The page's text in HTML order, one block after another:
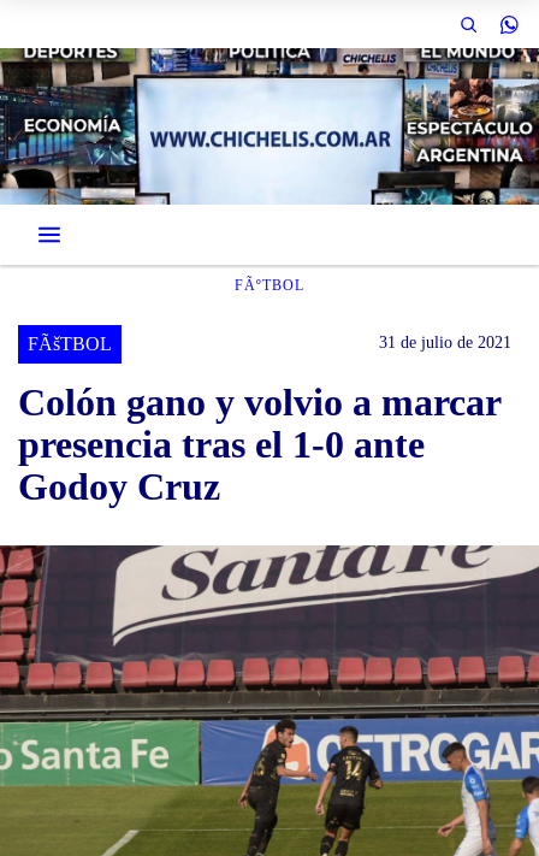
FÃºTBOL
FÃšTBOL 31 de julio de 2021
Colón gano y volvio a marcar
presencia tras el 1-0 ante
Godoy Cruz